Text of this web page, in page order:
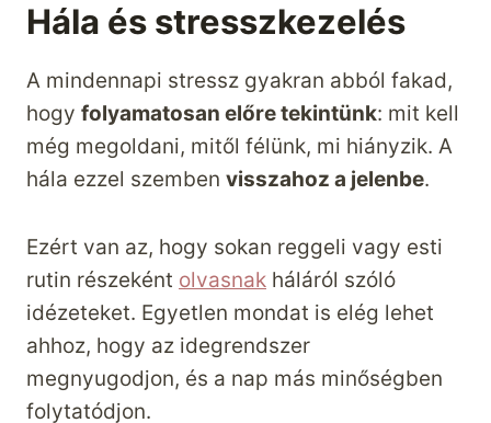
Hála és stresszkezelés
A mindennapi stressz gyakran abból fakad,
hogy folyamatosan előre tekintünk: mit kell
még megoldani, mitől félünk, mi hiányzik. A
hála ezzel szemben visszahoz a jelenbe.
Ezért van az, hogy sokan reggeli vagy esti
rutin részeként olvasnak háláról szóló
idézeteket. Egyetlen mondat is elég lehet
ahhoz, hogy az idegrendszer
megnyugodjon, és a nap más minőségben
folytatódjon.